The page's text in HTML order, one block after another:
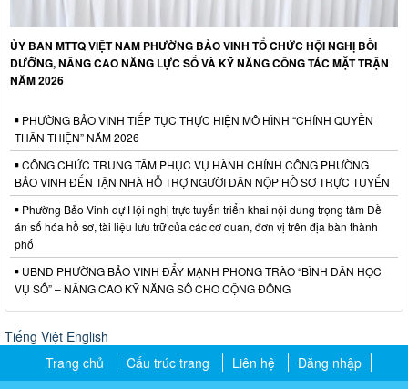
ỦY BAN MTTQ VIỆT NAM PHƯỜNG BẢO VINH TỔ CHỨC HỘI NGHỊ BỒI
DƯỠNG, NÂNG CAO NĂNG LỰC SỐ VÀ KỸ NĂNG CÔNG TÁC MẶT TRẬN
NĂM 2026
PHƯỜNG BẢO VINH TIẾP TỤC THỰC HIỆN MÔ HÌNH “CHÍNH QUYỀN
THÂN THIỆN” NĂM 2026
CÔNG CHỨC TRUNG TÂM PHỤC VỤ HÀNH CHÍNH CÔNG PHƯỜNG
BẢO VINH ĐẾN TẬN NHÀ HỖ TRỢ NGƯỜI DÂN NỘP HỒ SƠ TRỰC TUYẾN
Phường Bảo Vinh dự Hội nghị trực tuyến triển khai nội dung trọng tâm Đề
án số hóa hồ sơ, tài liệu lưu trữ của các cơ quan, đơn vị trên địa bàn thành
phố
UBND PHƯỜNG BẢO VINH ĐẨY MẠNH PHONG TRÀO “BÌNH DÂN HỌC
VỤ SỐ” – NÂNG CAO KỸ NĂNG SỐ CHO CỘNG ĐỒNG
Tiếng Việt English
Trang chủ
Cấu trúc trang Liên hệ Đăng nhập